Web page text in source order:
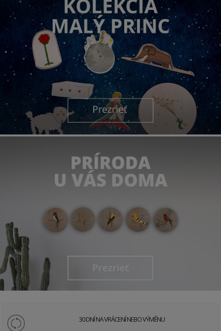
30 DNÍ NA VRÁCENÍ NEBO VÝMĚNU